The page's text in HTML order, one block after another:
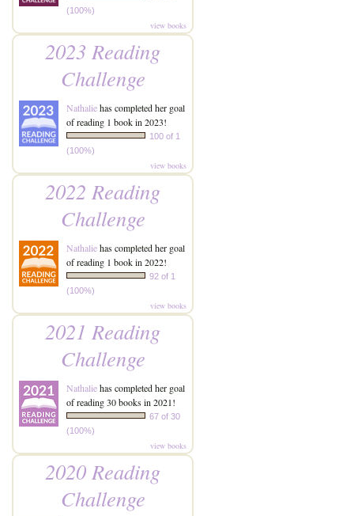
(100%)
view books
2023 Reading
Challenge
Nathaliehas completed her goal
of reading 1 book in 2023!
100 of 1
(100%)
view books
2022 Reading
Challenge
Nathaliehas completed her goal
of reading 1 book in 2022!
92 of 1
(100%)
view books
2021 Reading
Challenge
Nathaliehas completed her goal
of reading 30 books in 2021!
67 of 30
(100%)
view books
2020 Reading
Challenge